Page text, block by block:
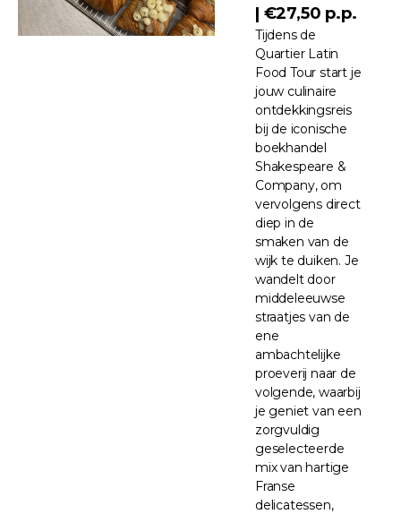
| €27,50 p.p.
Tijdens de
Quartier Latin
Food Tour start je
jouw culinaire
ontdekkingsreis
bij de iconische
boekhandel
Shakespeare &
Company, om
vervolgens direct
diep in de
smaken van de
wijk te duiken. Je
wandelt door
middeleeuwse
straatjes van de
ene
ambachtelijke
proeverij naar de
volgende, waarbij
je geniet van een
zorgvuldig
geselecteerde
mix van hartige
Franse
delicatessen,